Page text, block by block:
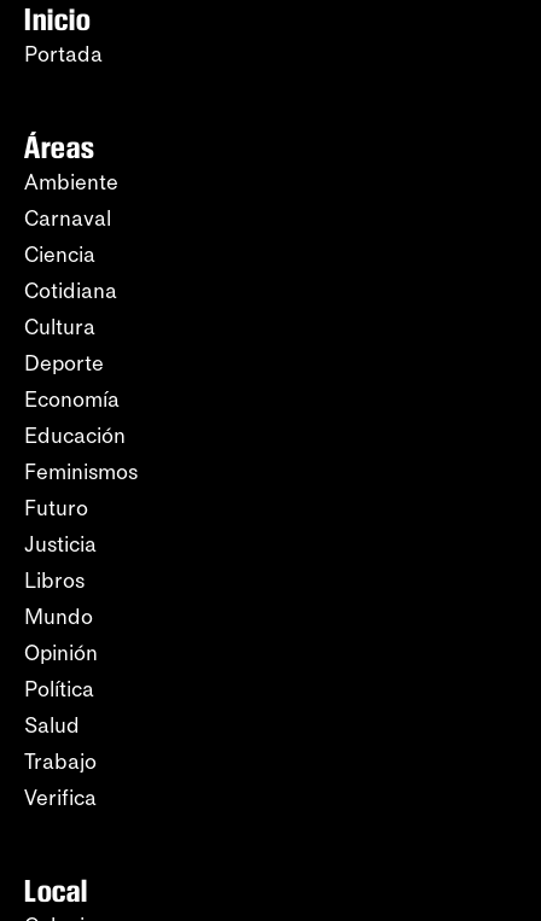
Inicio
Portada
Áreas
Ambiente
Carnaval
Ciencia
Cotidiana
Cultura
Deporte
Economía
Educación
Feminismos
Futuro
Justicia
Libros
Mundo
Opinión
Política
Salud
Trabajo
Verifica
Local